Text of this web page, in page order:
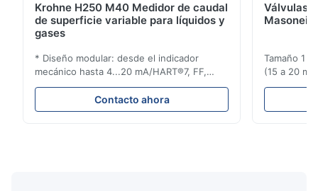
Krohne H250 M40 Medidor de caudal
de superficie variable para líquidos y
gases
* Diseño modular: desde el indicador
mecánico hasta 4...20 mA/HART®7, FF,
Profibus-PA y totalizador * Cualquier
posición de instalación: vertical, horizontal
o en tuberías descendentes * Flange:
Contacto ahora
Válvulas
Tamaño 1
(15 a 20
ensayo de